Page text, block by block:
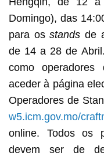
Domingo), das
para osstands de
de 14 a 28 de
como operadores
aceder à página
Operadores de
w5.icm.gov.mo/
online. Todos os
devem ser de